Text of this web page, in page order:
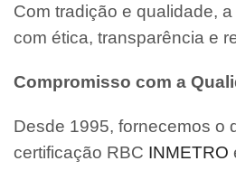
Com tradição e qualidade,
com ética, transparência e
Compromisso com a
Desde 1995, fornecemos o
certificação RBC INMETRO